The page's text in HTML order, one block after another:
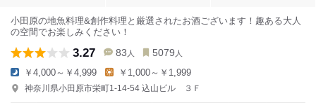
小田原の地魚料理&創作料理と厳選されたお酒ございます！趣ある大人
の空間でお楽しみください！
3.27 83 人 5079 人
￥4,000～￥4,999 ￥1,000～￥1,999
神奈川県小田原市栄町1-14-54 込山ビル ３Ｆ